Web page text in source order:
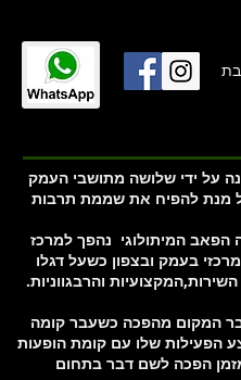
בת
על ידי שלושה מתושבי העמק
2000 על מנת להפיח את שממת תרבות
המיתולוגי נהפך למרכז
בעמק ובצפון כשעל דגלו
והרבגווניות.
2010 עבר המקום מהפכה כשעבר קומה
הפעילות שלו עם קומת הופעות
הפכה לשם דבר בתחום